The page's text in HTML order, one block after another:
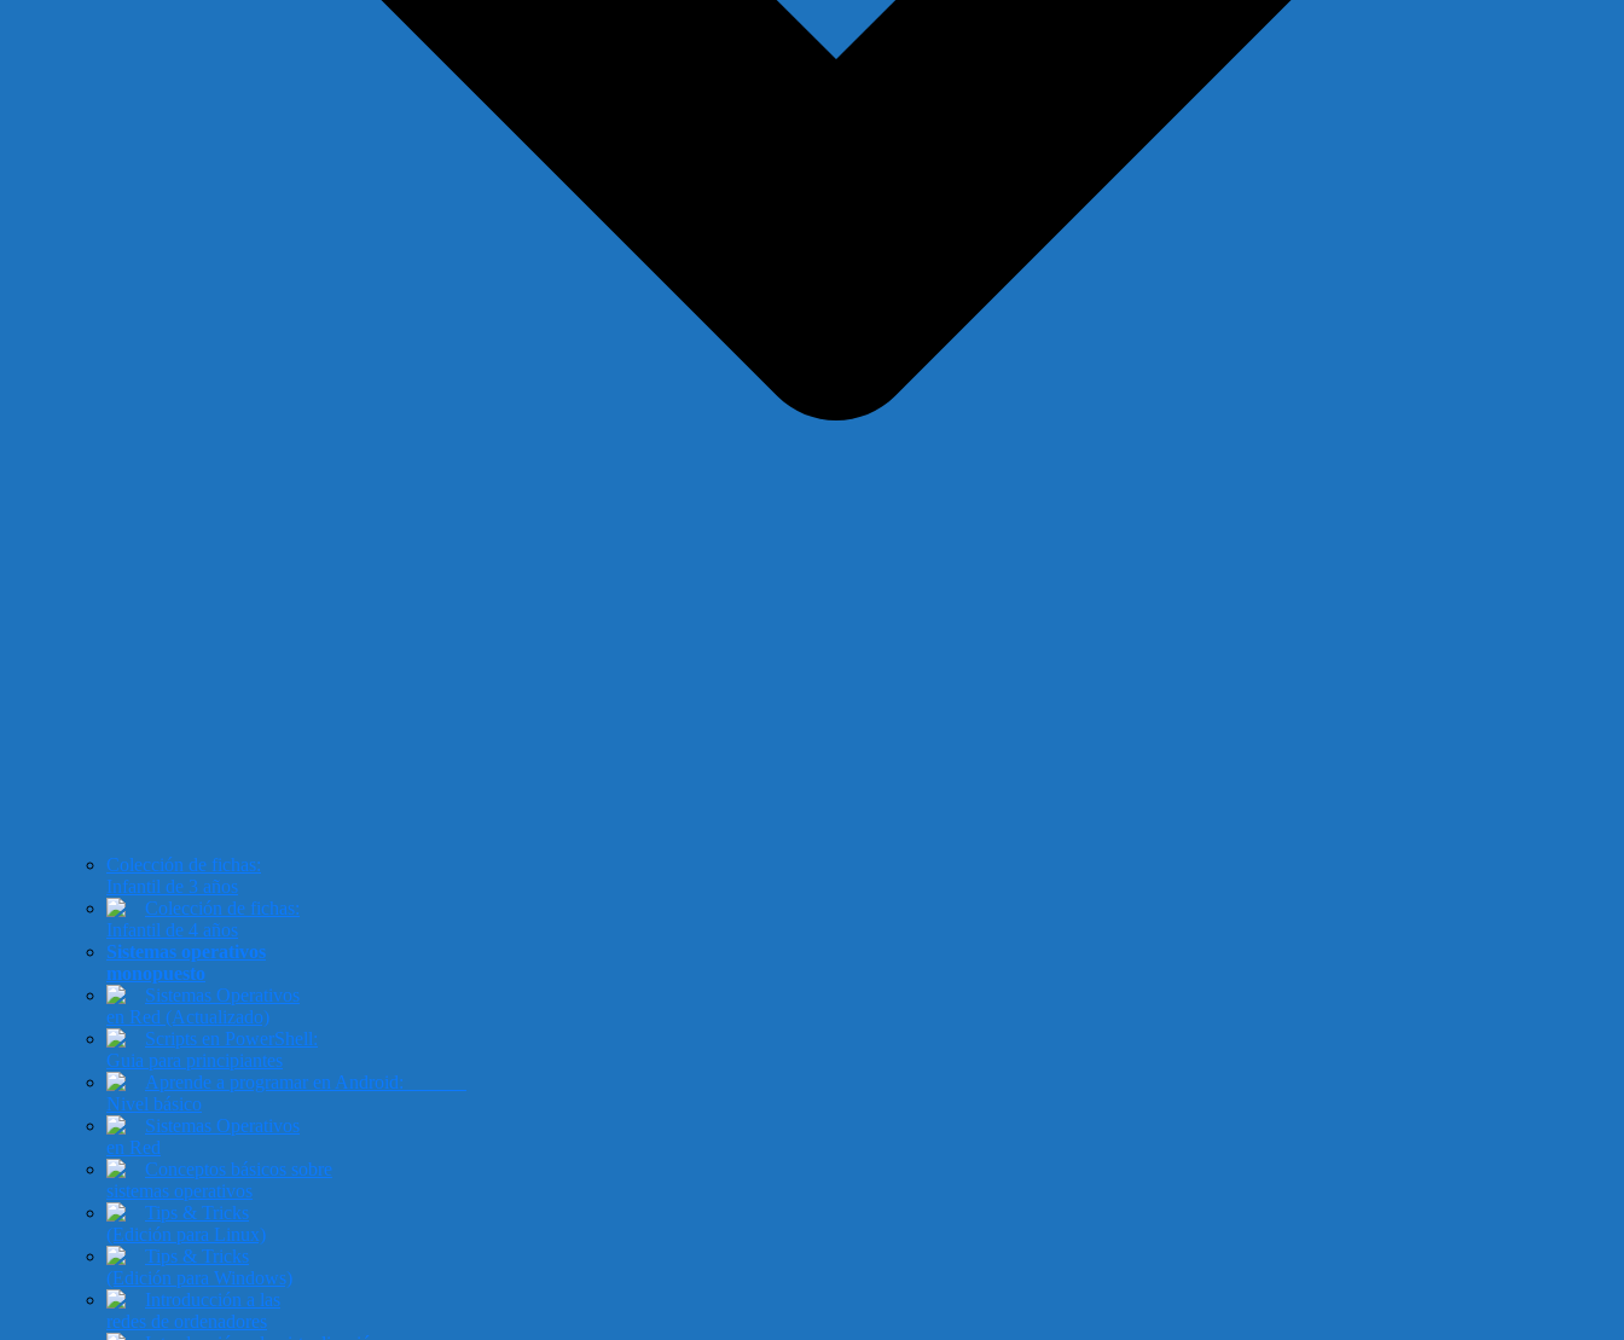
Colección de fichas:
Infantil de 3 años
Colección de fichas:
Infantil de 4 años
Sistemas operativos
monopuesto
Sistemas Operativos
en Red (Actualizado)
Scripts en PowerShell:
Guia para principiantes
Aprende a programar en Android:
Nivel básico
Sistemas Operativos
en Red
Conceptos básicos sobre
sistemas operativos
Tips & Tricks
(Edición para Linux)
Tips & Tricks
(Edición para Windows)
Introducción a las
redes de ordenadores